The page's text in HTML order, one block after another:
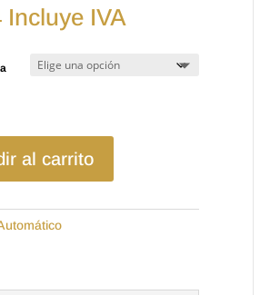
Rango
precios:
desde
$2.24
Incluye IVA
al carrito